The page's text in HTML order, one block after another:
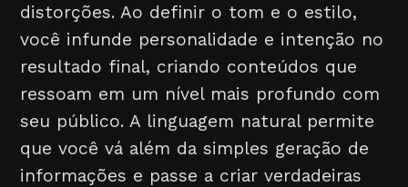
distorções. Ao definir o tom e o estilo,
você infunde personalidade e intenção no
resultado final, criando conteúdos que
ressoam em um nível mais profundo com
seu público. A linguagem natural permite
que você vá além da simples geração de
informações e passe a criar verdadeiras